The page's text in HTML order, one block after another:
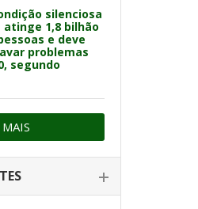
silenciosa
atinge 1,8 bilhão
e deve
problemas
segundo
MAIS